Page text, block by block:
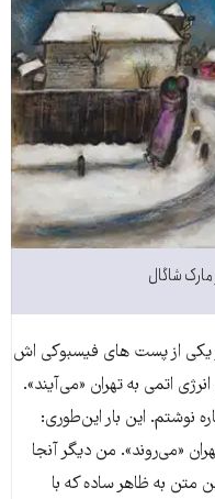
مارک شاگال
یکى از پست هاى فیسبوکى اش
اتمی به تهران «می‌‌آیند».
نوشتم. این بار این‌طوری:
«می‌روند». من دیگر آنجا
متن به ظاهر ساده که با